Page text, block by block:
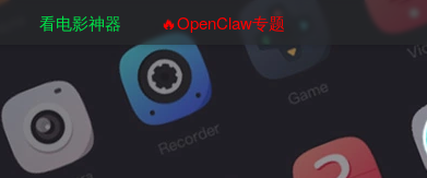
看电影神器 🔥OpenClaw专题